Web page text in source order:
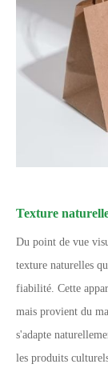
Texture
Du point de vue
texture naturelles
fiabilité. Cette
mais provient du
s'adapte
les produits